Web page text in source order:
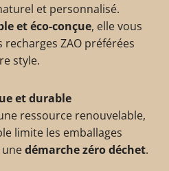
et personnalisé.
et éco-conçue, elle vous
ZAO préférées
style.
et durable
ressource renouvelable,
limite les emballages
unedémarche zéro déchet.